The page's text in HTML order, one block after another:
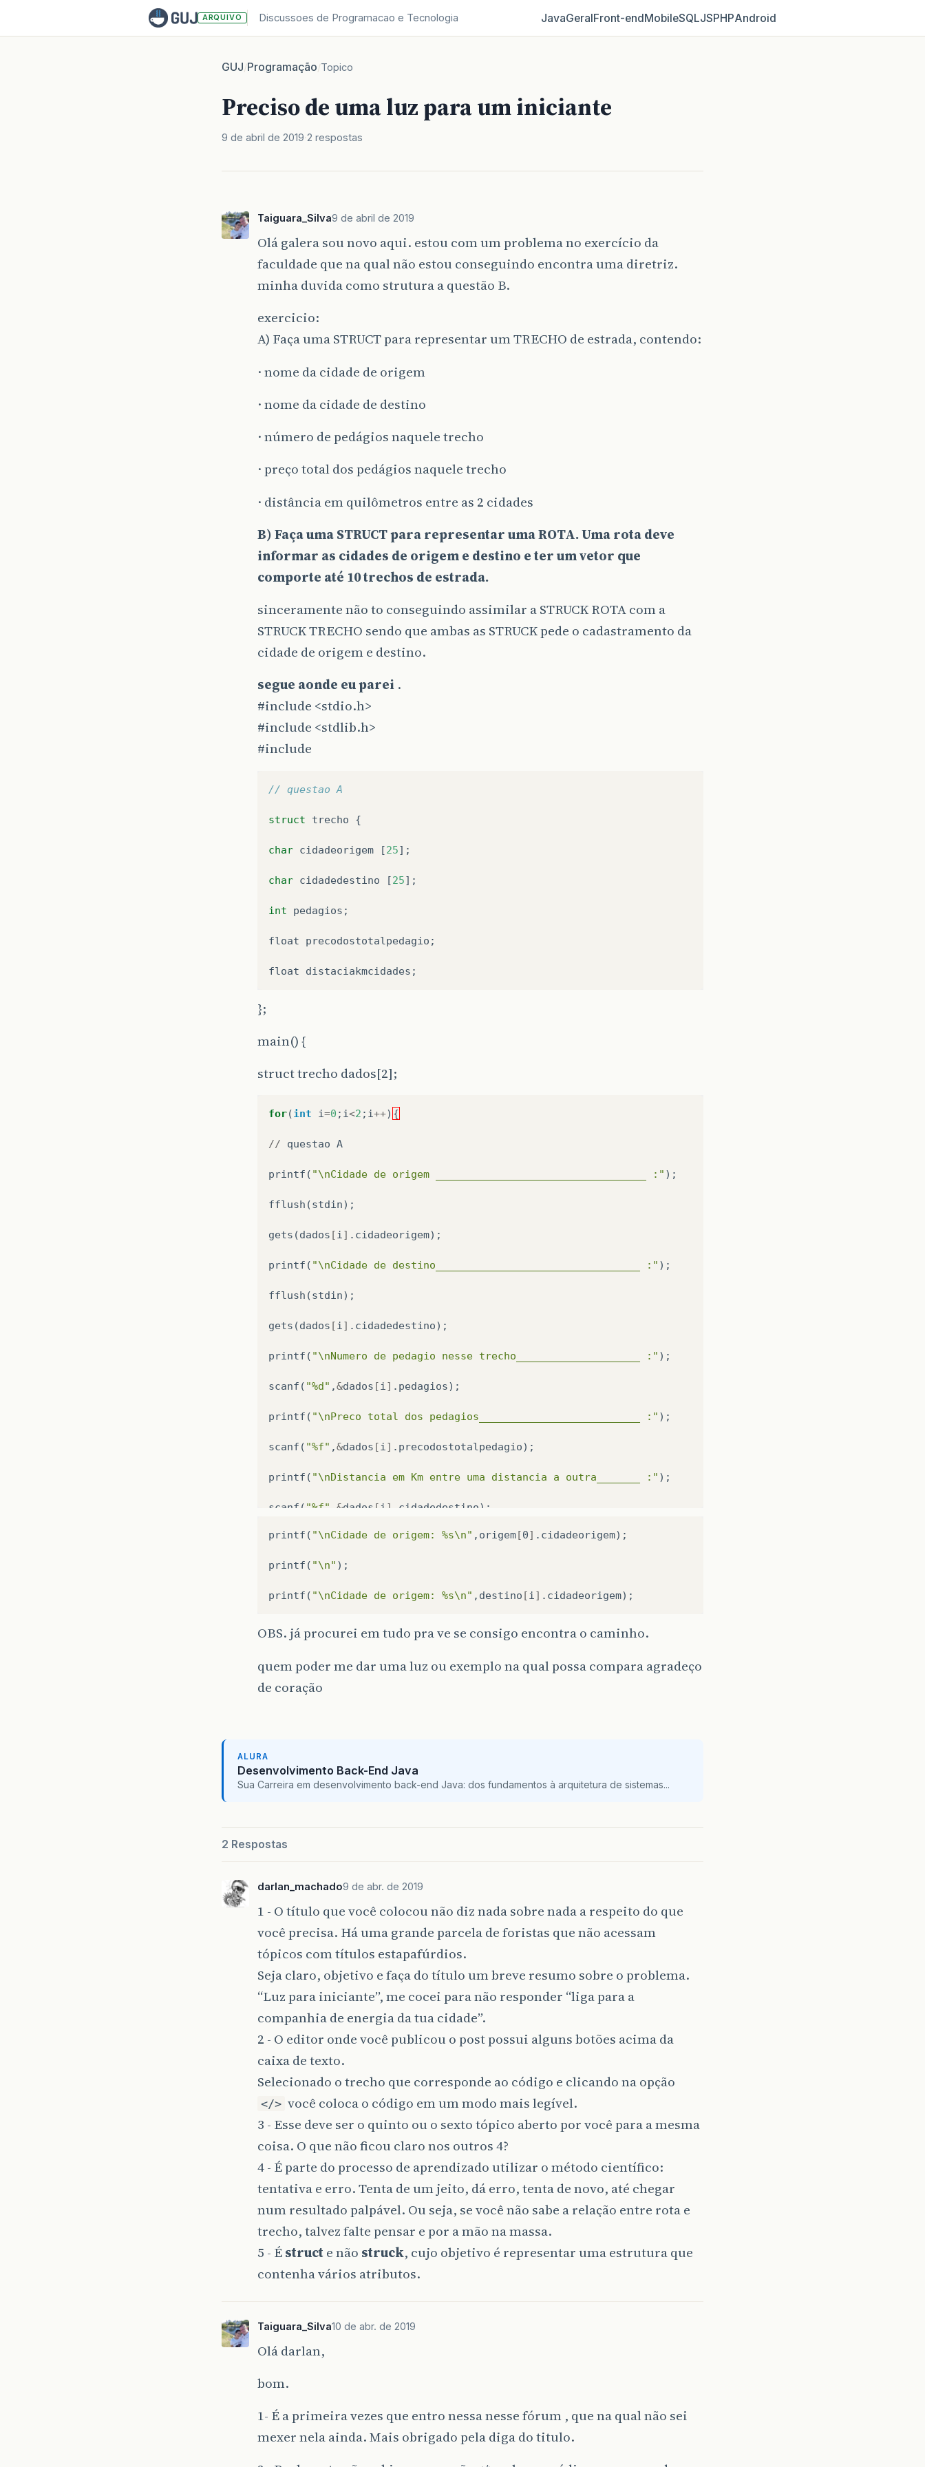
ARQUIVO Discussoes de Programacao e Tecnologia JavaGeralFront‑endMobileSQLJSPHPAndroid
GUJ/Programação/Topico
Preciso de uma luz para um iniciante
9 de abril de 2019 2 respostas
Taiguara_Silva9 de abril de 2019
Olá galera sou novo aqui. estou com um problema no exercício da
faculdade que na qual não estou conseguindo encontra uma diretriz.
minha duvida como strutura a questão B.
exercicio:
A) Faça uma STRUCT para representar um TRECHO de estrada, contendo:
· nome da cidade de origem
· nome da cidade de destino
· número de pedágios naquele trecho
· preço total dos pedágios naquele trecho
· distância em quilômetros entre as 2 cidades
B) Faça uma STRUCT para representar uma ROTA. Uma rota deve
informar as cidades de origem e destino e ter um vetor que
comporte até 10 trechos de estrada.
sinceramente não to conseguindo assimilar a STRUCK ROTA com a
STRUCK TRECHO sendo que ambas as STRUCK pede o cadastramento da
cidade de origem e destino.
segue aonde eu parei .
#include <stdio.h>
#include <stdlib.h>
#include
// questao A
struct trecho {
char cidadeorigem [25];
char cidadedestino [25];
int pedagios ;
float precodostotalpedagio ;
float distaciakmcidades ;
};
main() {
struct trecho dados[2];
for(int i=0 ; i<2 ; i++) {
// questao A
printf ( "\nCidade de origem __________________________________ :" );
fflush (stdin);
gets (dados [i ] . cidadeorigem);
printf ( "\nCidade de destino_________________________________ :" );
fflush (stdin);
gets (dados [i ] . cidadedestino);
printf ( "\nNumero de pedagio nesse trecho____________________ :" );
scanf ( "%d" ,&dados [i ] . pedagios);
printf ( "\nPreco total dos pedagios__________________________ :" );
scanf ( "%f" ,&dados [i ] . precodostotalpedagio);
printf ( "\nDistancia em Km entre uma distancia a outra_______ :" );
scanf ( "%f" &dados [i ] cidadedestino);
}
printf ( "\nCidade de origem: %s\n" , origem[0] . cidadeorigem);
printf ( "\n" );
printf ( "\nCidade de origem: %s\n" , destino [i ] . cidadeorigem);
OBS. já procurei em tudo pra ve se consigo encontra o caminho.
quem poder me dar uma luz ou exemplo na qual possa compara agradeço
de coração
ALURA
Desenvolvimento Back-End Java
Sua Carreira em desenvolvimento back-end Java: dos fundamentos à arquitetura de sistemas...
2 Respostas
darlan_machado9 de abr. de 2019
1 - O título que você colocou não diz nada sobre nada a respeito do que
você precisa. Há uma grande parcela de foristas que não acessam
tópicos com títulos estapafúrdios.
Seja claro, objetivo e faça do título um breve resumo sobre o problema.
“Luz para iniciante”, me cocei para não responder “liga para a
companhia de energia da tua cidade”.
2 - O editor onde você publicou o post possui alguns botões acima da
caixa de texto.
Selecionado o trecho que corresponde ao código e clicando na opção
</> você coloca o código em um modo mais legível.
3 - Esse deve ser o quinto ou o sexto tópico aberto por você para a mesma
coisa. O que não ficou claro nos outros 4?
4 - É parte do processo de aprendizado utilizar o método científico:
tentativa e erro. Tenta de um jeito, dá erro, tenta de novo, até chegar
num resultado palpável. Ou seja, se você não sabe a relação entre rota e
trecho, talvez falte pensar e por a mão na massa.
5 - Éstructe não struck, cujo objetivo é representar uma estrutura que
contenha vários atributos.
Taiguara_Silva10 de abr. de 2019
Olá darlan,
bom.
1- É a primeira vezes que entro nessa nesse fórum , que na qual não sei
mexer nela ainda. Mais obrigado pela diga do titulo.